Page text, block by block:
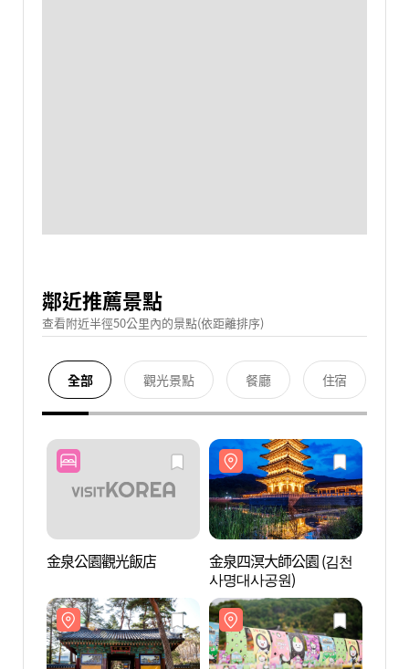
鄰近推薦景點
查看附近半徑50公里內的景點(依距離排序)
全部 觀光景點 餐廳 住宿
金泉公園觀光飯店
金泉四溟大師公園 (김천
사명대사공원)